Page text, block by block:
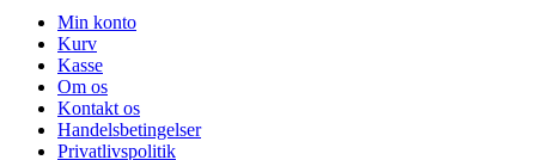
Min konto
Kurv
Kasse
Om os
Kontakt os
Handelsbetingelser
Privatlivspolitik